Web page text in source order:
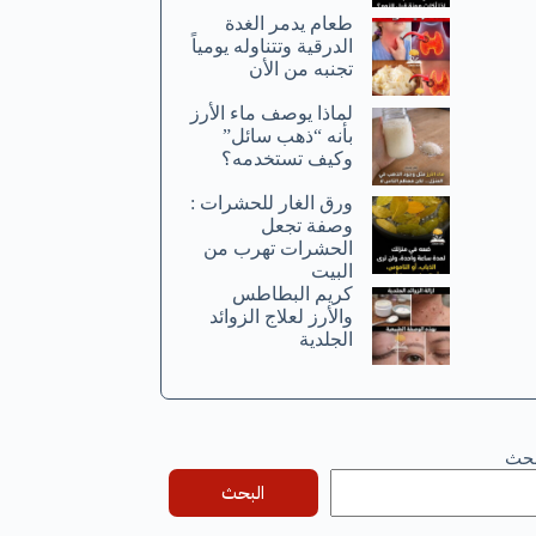
طعام يدمر الغدة
الدرقية وتتناوله يومياً
تجنبه من الأن
لماذا يوصف ماء الأرز
بأنه “ذهب سائل”
وكيف تستخدمه؟
ورق الغار للحشرات :
وصفة تجعل
الحشرات تهرب من
البيت
كريم البطاطس
والأرز لعلاج الزوائد
الجلدية
البحث